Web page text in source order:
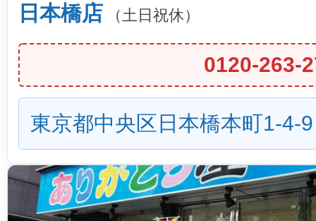
日本橋店 （土日祝休）
0120-263-
東京都中央区日本橋本町1-4-9